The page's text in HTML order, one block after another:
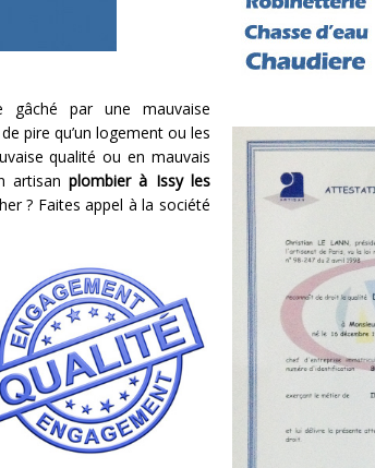
par une mauvaise
pire qu’un logement ou les
qualité ou en mauvais
artisanplombier à Issy les
? Faites appel à la société